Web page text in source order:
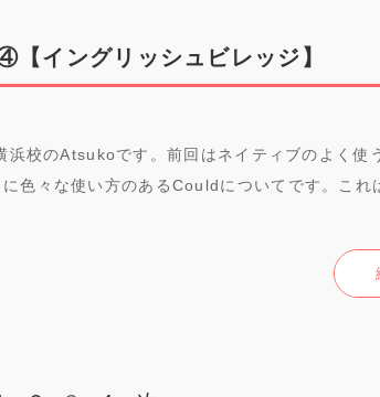
イングリッシュビレッジ】
浜校のAtsukoです。前回はネイティブのよく使
色々な使い方のあるCouldについてです。これ